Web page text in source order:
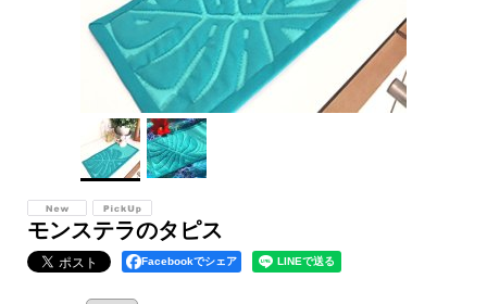
モンステラのタピス
Facebookでシェア